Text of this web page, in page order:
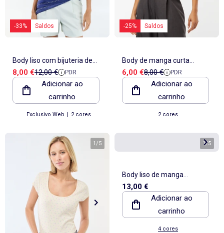
-33% Saldos
Body liso com bijuteria de
fantasia nas alças
Preço de venda
8,00 €Preço de referência
12,00 € PDR
Adicionar ao
carrinho
Exclusivo Web | 2 cores
-25% Saldos
Body de manga curta
canelado
Preço de venda
6,00 €Preço de referência
8,00 € PDR
Adicionar ao
carrinho
2 cores
1/5 1/5
Body liso de manga
comprida
13,00 €
Adicionar ao
carrinho
4 cores